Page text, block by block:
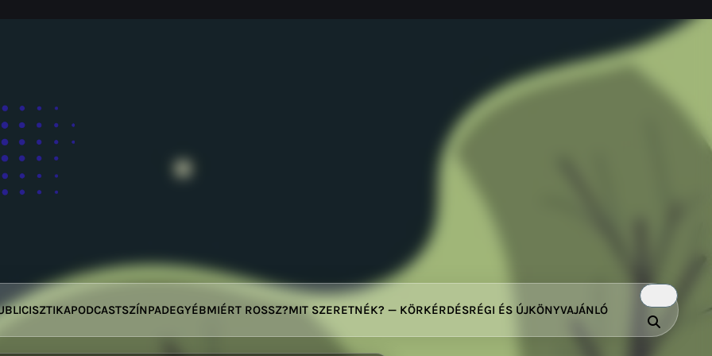
PODCASTSZÍNPADEGYÉBMIÉRT ROSSZ?MIT SZERETNÉK? — KÖRKÉRDÉSRÉGI ÉS ÚJKÖNYVAJÁNLÓ